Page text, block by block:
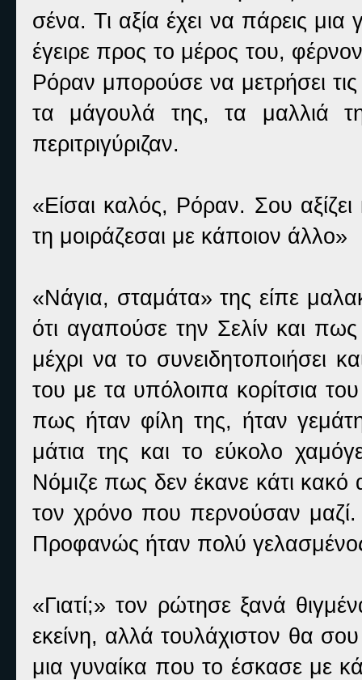
σένα. Τι αξία έχει να πάρεις
έγειρε προς το μέρος του,
Ρόραν μπορούσε να μετρήσει
τα μάγουλά της, τα μαλλιά
περιτριγύριζαν.
«Είσαι καλός, Ρόραν. Σου
τη μοιράζεσαι με κάποιον άλλο»
«Νάγια, σταμάτα» της είπε
ότι αγαπούσε την Σελίν και
μέχρι να το συνειδητοποιήσει
του με τα υπόλοιπα κορίτσια
πως ήταν φίλη της, ήταν
μάτια της και το εύκολο
Νόμιζε πως δεν έκανε κάτι
τον χρόνο που περνούσαν
Προφανώς ήταν πολύ
«Γιατί;» τον ρώτησε ξανά
εκείνη, αλλά τουλάχιστον θα
μια γυναίκα που το έσκασε με